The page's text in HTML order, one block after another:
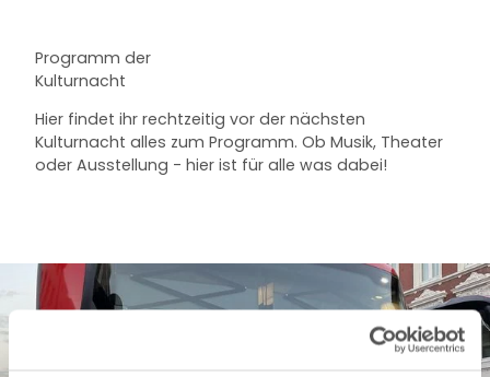
Programm der
Kulturnacht
Hier findet ihr rechtzeitig vor der nächsten
Kulturnacht alles zum Programm. Ob Musik, Theater
oder Ausstellung - hier ist für alle was dabei!